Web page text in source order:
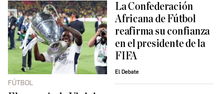
FÚTBOL
La Confederación
Africana de Fútbol
reafirma su confianza
en el presidente de la
FIFA
El Debate